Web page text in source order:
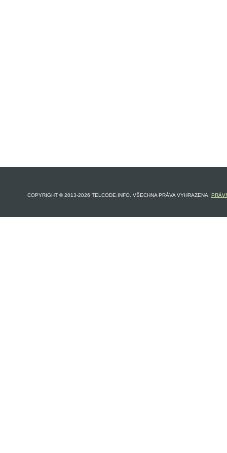
COPYRIGHT © 2013-2026 TELCODE.INFO. VŠECHNA PRÁVA VYHRAZENA.